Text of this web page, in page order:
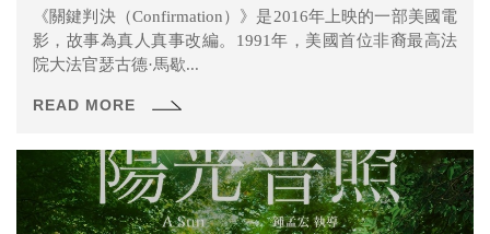
《關鍵判決（Confirmation）》是2016年上映的一部美國電
影，故事為真人真事改編。1991年，美國首位非裔最高法
院大法官瑟古德·馬歇...
READ MORE